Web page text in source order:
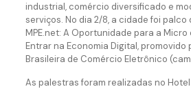
industrial, comércio diversificado e
serviços. No dia 2/8, a cidade foi palco
MPE.net: A Oportunidade para a Micro
Entrar na Economia Digital, promovido
Brasileira de Comércio Eletrônico
As palestras foram realizadas no Hotel